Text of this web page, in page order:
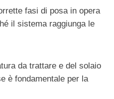
fasi di posa in opera
il sistema raggiunga le
da trattare e del solaio
è fondamentale per la